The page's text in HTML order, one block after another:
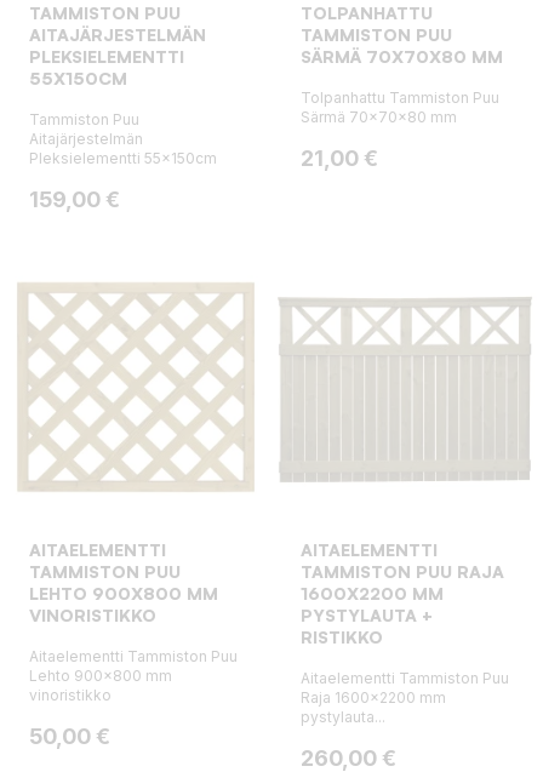
TAMMISTON PUU
AITAJÄRJESTELMÄN
PLEKSIELEMENTTI
55X150CM
Tammiston Puu
Aitajärjestelmän
Pleksielementti 55x150cm
Hinta
159,00 €
TOLPANHATTU
TAMMISTON PUU
SÄRMÄ 70X70X80 MM
Tolpanhattu Tammiston Puu
Särmä 70x70x80 mm
Hinta
21,00 €
AITAELEMENTTI
TAMMISTON PUU
LEHTO 900X800 MM
VINORISTIKKO
Aitaelementti Tammiston Puu
Lehto 900x800 mm
vinoristikko
Hinta
50,00 €
AITAELEMENTTI
TAMMISTON PUU RAJA
1600X2200 MM
PYSTYLAUTA +
RISTIKKO
Aitaelementti Tammiston Puu
Raja 1600x2200 mm
pystylauta...
Hinta
260,00 €